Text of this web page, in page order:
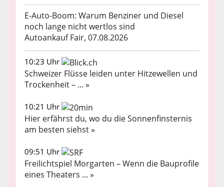
E-Auto-Boom: Warum Benziner und Diesel
noch lange nicht wertlos sind
Autoankauf Fair, 07.08.2026
10:23 Uhr
Schweizer Flüsse leiden unter Hitzewellen und
Trockenheit – ... »
10:21 Uhr
Hier erfährst du, wo du die Sonnenfinsternis
am besten siehst »
09:51 Uhr
Freilichtspiel Morgarten – Wenn die Bauprofile
eines Theaters ... »